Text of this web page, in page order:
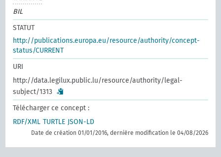
BIL
STATUT
http://publications.europa.eu/resource/authority/concept-
status/CURRENT
URI
http://data.legilux.public.lu/resource/authority/legal-
subject/1313
Télécharger ce concept :
RDF/XML TURTLE JSON-LD
Date de création 01/01/2016, dernière modification le 04/08/2026